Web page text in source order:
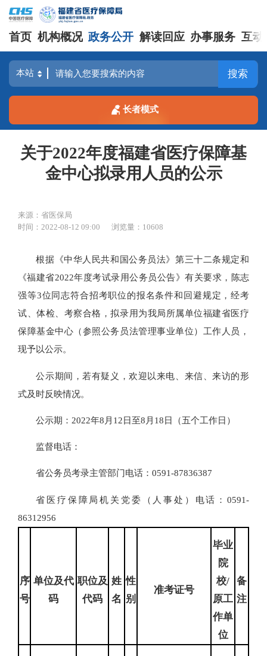
首页 机构概况 政务公开 解读回应 办事服务 互动
搜索
长者模式
关于2022年度福建省医疗保障基
金中心拟录用人员的公示
来源：省医保局
时间：2022-08-12 09:00
浏览量：10608
根据《中华人民共和国公务员法》第三十二条规定和
《福建省2022年度考试录用公务员公告》有关要求，陈志
强等3位同志符合招考职位的报名条件和回避规定，经考
试、体检、考察合格，拟录用为我局所属单位福建省医疗
保障基金中心（参照公务员法管理事业单位）工作人员，
现予以公示。
公示期间，若有疑义，欢迎以来电、来信、来访的形
式及时反映情况。
公示期：2022年8月12日至8月18日（五个工作日）
监督电话：
省公务员考录主管部门电话：0591-87836387
省医疗保障局机关党委（人事处）电话：0591-
86312956
序
号
单位及代
码
职位及
代码
姓
名
性
别
准考证号
毕业
院
校/
原工
作单
位
备
注